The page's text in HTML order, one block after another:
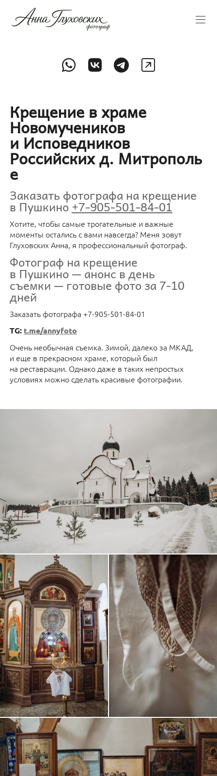
Крещение в храме
Новомучеников
и Исповедников
Российских д. Митрополь
е
Заказать фотографа на крещение
в Пушкино+7-905-501-84-01
Хотите, чтобы самые трогательные и важные
моменты остались с вами навсегда? Меня зовут
Глуховских Анна, я профессиональный фотограф.
Фотограф на крещение
в Пушкино — анонс в день
съемки — готовые фото за 7-10
дней
Заказать фотографа +7-905-501-84-01
TG: t.me/annyfoto
Очень необычная съемка. Зимой, далеко за МКАД,
и еще в прекрасном храме, который был
на реставрации. Однако даже в таких непростых
условиях можно сделать красивые фотографии.